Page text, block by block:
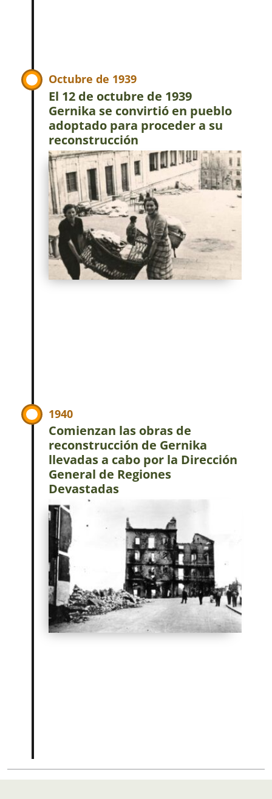
Octubre de 1939
El 12 de octubre de 1939
Gernika se convirtió en pueblo
adoptado para proceder a su
reconstrucción
1940
Comienzan las obras de
reconstrucción de Gernika
llevadas a cabo por la Dirección
General de Regiones
Devastadas